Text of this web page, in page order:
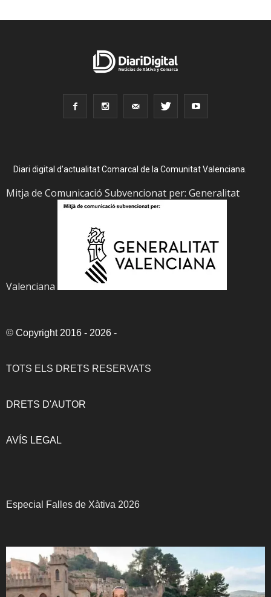
Diari digital d’actualitat Comarcal de la Comunitat Valenciana.
Mitja de Comunicació Subvencionat per: Generalitat
Valenciana
© Copyright 2016 - 2026 -
TOTS ELS DRETS RESERVATS
DRETS D'AUTOR
AVÍS LEGAL
Especial Falles de Xàtiva 2026